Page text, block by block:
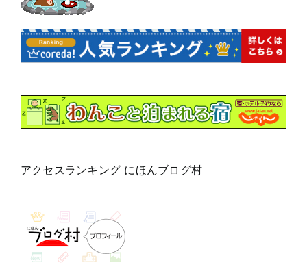
アクセスランキング にほんブログ村